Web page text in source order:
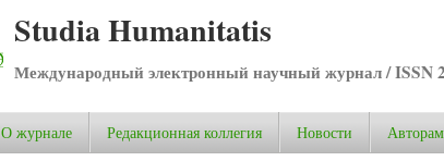
Studia Humanitatis
Международный электронный научный журнал / ISSN
О журнале Редакционная коллегия Новости Авторам